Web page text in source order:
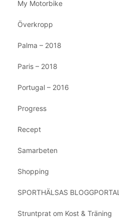
My Motorbike
Överkropp
Palma – 2018
Paris – 2018
Portugal – 2016
Progress
Recept
Samarbeten
Shopping
SPORTHÄLSAS BLOGGPORTAL
Struntprat om Kost & Träning